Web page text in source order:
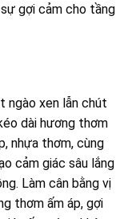
gợi cảm cho tầng
ngào xen lẫn chút
dài hương thơm
nhựa thơm, cùng
cảm giác sâu lắng
Làm cân bằng vị
thơm ấm áp, gợi